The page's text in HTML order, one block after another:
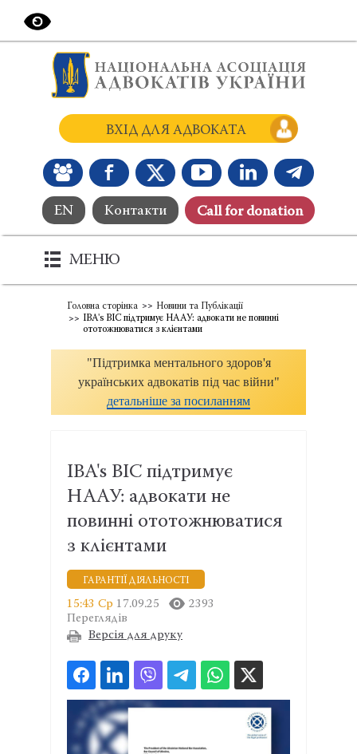
EN Контакти Сall for donation
ВХІД ДЛЯ АДВОКАТА
МЕНЮ
Головна сторінка
Новини та Публікації
IBA's BIC підтримує НААУ: адвокати не повинні
ототожнюватися з клієнтами
"Підтримка ментального здоров'я
українських адвокатів під час війни"
детальніше за посиланням
IBA's BIC підтримує
НААУ: адвокати не
повинні ототожнюватися
з клієнтами
ГАРАНТІЇ ДІЯЛЬНОСТІ
15:43 Ср 17.09.25
2393
Переглядів
Версія для друку